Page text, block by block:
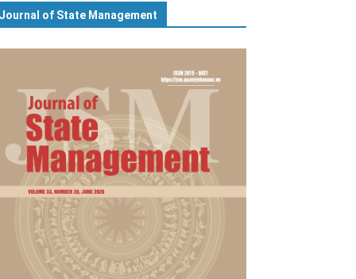
Journal of State Management